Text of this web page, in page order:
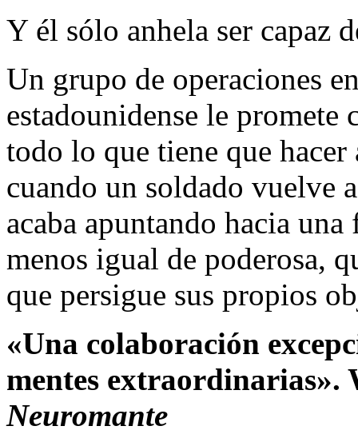
Y él sólo anhela ser capaz
Un grupo de operaciones
estadounidense le promete
todo lo que tiene que hacer
cuando un soldado vuelve
acaba apuntando hacia
menos igual de poderosa,
que persigue sus propios
«Una colaboración
mentes
Neuromante